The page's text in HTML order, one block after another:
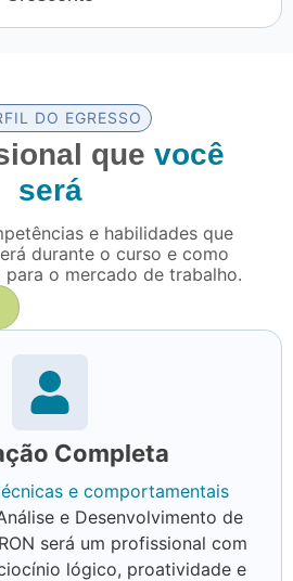
DO EGRESSO
que você
será
e habilidades que
durante o curso e como
o mercado de trabalho.
Completa
e comportamentais
e Desenvolvimento de
será um profissional com
lógico, proatividade e